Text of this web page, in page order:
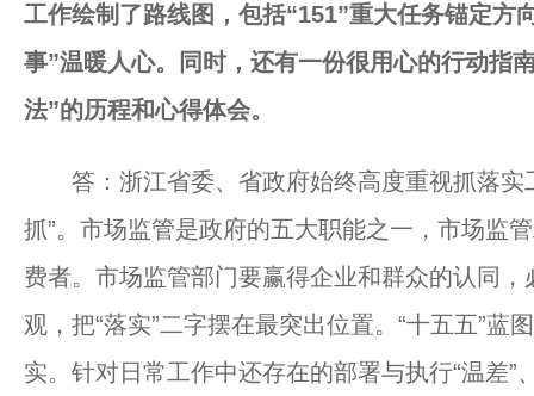
工作绘制了路线图，包括“151”重大任务锚定方
事”温暖人心。同时，还有一份很用心的行动
法”的历程和心得体会。
答：浙江省委、省政府始终高度重视抓落实
抓”。市场监管是政府的五大职能之一，市场监
费者。市场监管部门要赢得企业和群众的认同
观，把“落实”二字摆在最突出位置。“十五五”蓝
实。针对日常工作中还存在的部署与执行“温差”